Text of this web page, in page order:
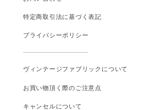
特定商取引法に基づく表記
プライバシーポリシー
ヴィンテージファブリックについて
お買い物頂く際のご注意点
キャンセルについて